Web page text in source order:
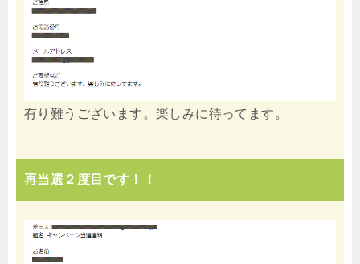
有り難うございます。楽しみに待ってます。
再当選２度目です！！